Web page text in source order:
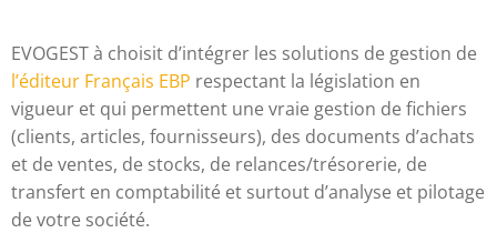
EVOGEST à choisit d’intégrer les solutions de gestion de
l’éditeur Français EBP respectant la législation en
vigueur et qui permettent une vraie gestion de fichiers
(clients, articles, fournisseurs), des documents d’achats
et de ventes, de stocks, de relances/trésorerie, de
transfert en comptabilité et surtout d’analyse et pilotage
de votre société.